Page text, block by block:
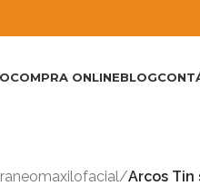
COMPRA ONLINEBLOG
/Arcos Tin